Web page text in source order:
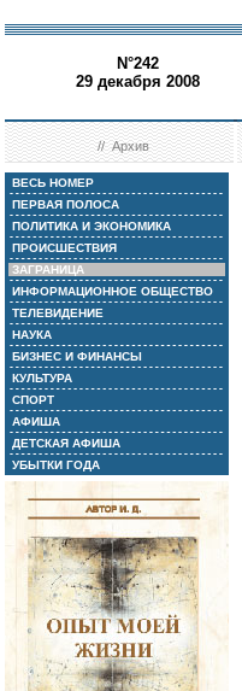
N°242
29 декабря 2008
//Архив
ВЕСЬ НОМЕР
ПЕРВАЯ ПОЛОСА
ПОЛИТИКА И ЭКОНОМИКА
ПРОИСШЕСТВИЯ
ЗАГРАНИЦА
ИНФОРМАЦИОННОЕ ОБЩЕСТВО
ТЕЛЕВИДЕНИЕ
НАУКА
БИЗНЕС И ФИНАНСЫ
КУЛЬТУРА
СПОРТ
АФИША
ДЕТСКАЯ АФИША
УБЫТКИ ГОДА